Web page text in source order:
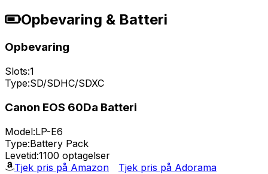
Opbevaring & Batteri
Opbevaring
Slots:1
Type:SD/SDHC/SDXC
Canon EOS 60Da Batteri
Model:LP-E6
Type:Battery Pack
Levetid:1100 optagelser
Tjek pris på Amazon
Tjek pris på Adorama